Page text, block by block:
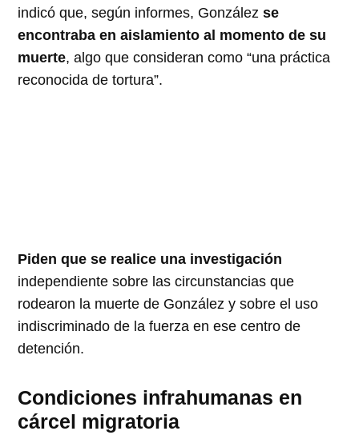
indicó que, según informes, Gonzálezse
encontraba en aislamiento al momento de su
muerte, algo que consideran como “una práctica
reconocida de tortura”.
Piden que se realice una investigación
independiente sobre las circunstancias que
rodearon la muerte de González y sobre el uso
indiscriminado de la fuerza en ese centro de
detención.
Condiciones infrahumanas en
cárcel migratoria